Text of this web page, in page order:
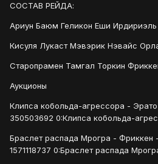
СОСТАВ РЕЙДА:
Ариун Баюм Геликон Еши Ирдириэль
Кисуля Лукаст Мэвэрик Нэвайс
Старопрамен Тамгал Торкин
Аукционы
Клипса кобольда-агрессора -
350503692 0:Клипса кобольда-
Браслет распада Мрогра - Фриккен
1571118737 0:Браслет распада